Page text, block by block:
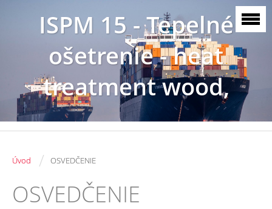
ISPM 15 - Tepelné
ošetrenie - heat
treatment wood,
SK3086
Úvod / OSVEDČENIE
OSVEDČENIE